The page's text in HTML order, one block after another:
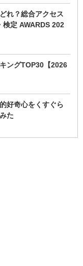
れ？総合アクセス
検定 AWARDS 202
ングTOP30【2026
好奇心をくすぐら
た